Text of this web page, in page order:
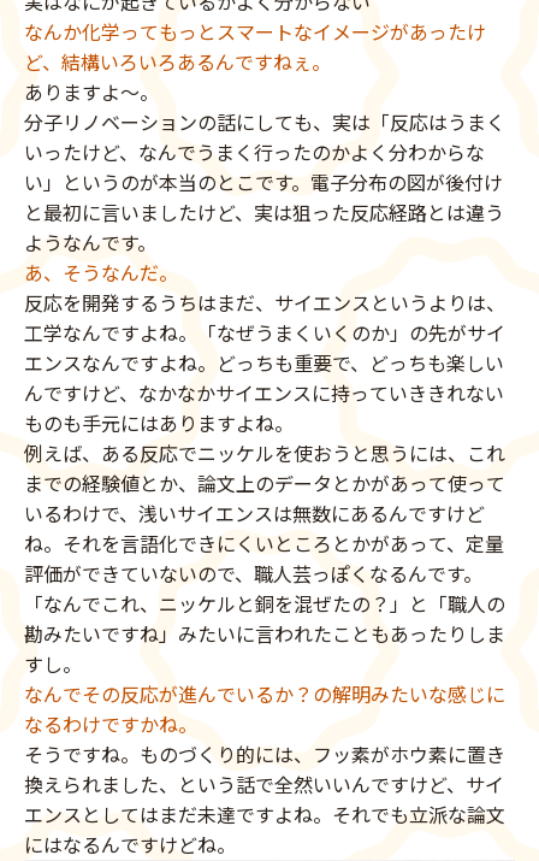
なんか化学ってもっとスマートなイメージがあったけ
ど、結構いろいろあるんですねぇ。
ありますよ〜。
分子リノベーションの話にしても、実は「反応はうまく
いったけど、なんでうまく行ったのかよく分わからな
い」というのが本当のとこです。電子分布の図が後付け
と最初に言いましたけど、実は狙った反応経路とは違う
ようなんです。
あ、そうなんだ。
反応を開発するうちはまだ、サイエンスというよりは、
工学なんですよね。「なぜうまくいくのか」の先がサイ
エンスなんですよね。どっちも重要で、どっちも楽しい
んですけど、なかなかサイエンスに持っていききれない
ものも手元にはありますよね。
例えば、ある反応でニッケルを使おうと思うには、これ
までの経験値とか、論文上のデータとかがあって使って
いるわけで、浅いサイエンスは無数にあるんですけど
ね。それを言語化できにくいところとかがあって、定量
評価ができていないので、職人芸っぽくなるんです。
「なんでこれ、ニッケルと銅を混ぜたの？」と「職人の
勘みたいですね」みたいに言われたこともあったりしま
すし。
なんでその反応が進んでいるか？の解明みたいな感じに
なるわけですかね。
そうですね。ものづくり的には、フッ素がホウ素に置き
換えられました、という話で全然いいんですけど、サイ
エンスとしてはまだ未達ですよね。それでも立派な論文
にはなるんですけどね。